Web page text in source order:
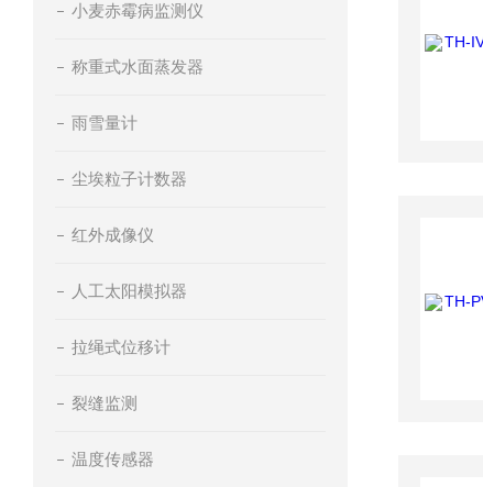
小麦赤霉病监测仪
称重式水面蒸发器
雨雪量计
尘埃粒子计数器
红外成像仪
人工太阳模拟器
拉绳式位移计
裂缝监测
温度传感器